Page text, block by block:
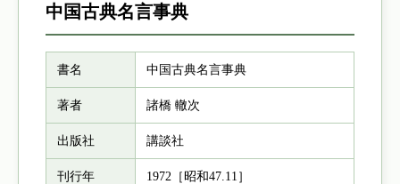
中国古典名言事典
書名 中国古典名言事典
著者 諸橋 轍次
出版社 講談社
刊行年 1972［昭和47.11］